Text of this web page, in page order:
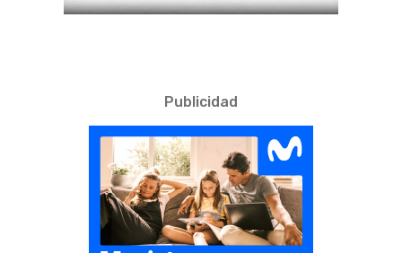
Publicidad